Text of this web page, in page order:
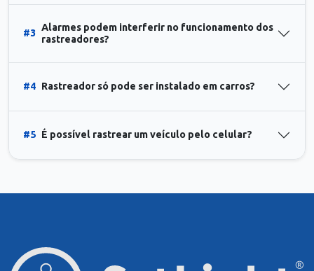
#3
Alarmes podem interferir no funcionamento dos
rastreadores?
#4 Rastreador só pode ser instalado em carros?
#5 É possível rastrear um veículo pelo celular?